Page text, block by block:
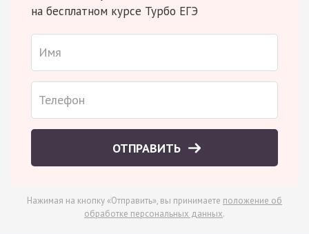
на бесплатном курсе Турбо ЕГЭ
ОТПРАВИТЬ
Нажимая на кнопку «Отправить», вы принимаете положение об
обработке персональных данных.